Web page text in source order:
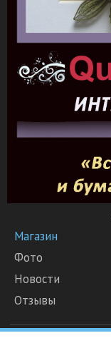
Магазин
Фото
Новости
Отзывы